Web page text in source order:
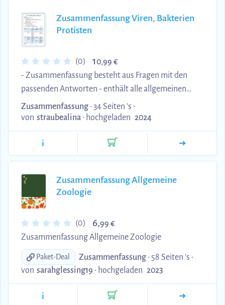
Zusammenfassung Viren, Bakterien
Protisten
(0) 10,99 €
- Zusammenfassung besteht aus Fragen mit den
passenden Antworten - enthält alle allgemeinen
Dinge über Viren, Bakterien und Protisten sowie die
Präsentationsinhalte aus dem Wintersemester
22/23.
Zusammenfassung • 34 Seiten 's •
von straubealina • hochgeladen 2024
i
Zusammenfassung Allgemeine
Zoologie
(0) 6,99 €
Zusammenfassung Allgemeine Zoologie
Paket-Deal Zusammenfassung • 58 Seiten 's •
von sarahglessing19 • hochgeladen 2023
i